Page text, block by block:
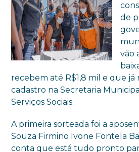
de
vão
recebem até R$1,8 mil e que já
cadastro na Secretaria
Serviços Sociais.
A primeira sorteada foi a
Souza Firmino Ivone Fontela
conta que está tudo pronto